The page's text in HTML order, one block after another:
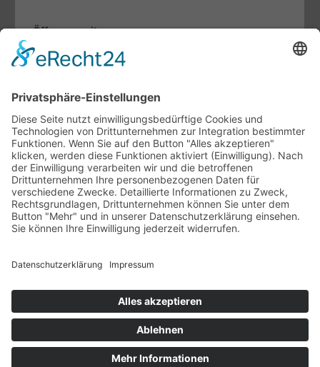
Öffnungszeiten
Mo. bis Fr.:
07.30 - 12.00 Uhr
Sa:
Fachthemen
Indoor-Living meets Outdoor-Living
Terrassendächer von Brustor
WERU Haustüren-Konfigurator
Unternehmen
Ausstellung
Startseite Impressum Datenschutzerklärung